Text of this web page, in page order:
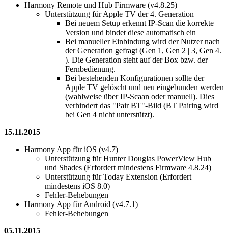
Harmony Remote und Hub Firmware (v4.8.25)
Unterstützung für Apple TV der 4. Generation
Bei neuem Setup erkennt IP-Scan die korrekte
Version und bindet diese automatisch ein
Bei manueller Einbindung wird der Nutzer nach
der Generation gefragt (Gen 1, Gen 2 | 3, Gen 4.
). Die Generation steht auf der Box bzw. der
Fernbedienung.
Bei bestehenden Konfigurationen sollte der
Apple TV gelöscht und neu eingebunden werden
(wahlweise über IP-Scaan oder manuell). Dies
verhindert das "Pair BT"-Bild (BT Pairing wird
bei Gen 4 nicht unterstützt).
15.11.2015
Harmony App für iOS (v4.7)
Unterstützung für Hunter Douglas PowerView Hub
und Shades (Erfordert mindestens Firmware 4.8.24)
Unterstützung für Today Extension (Erfordert
mindestens iOS 8.0)
Fehler-Behebungen
Harmony App für Android (v4.7.1)
Fehler-Behebungen
05.11.2015